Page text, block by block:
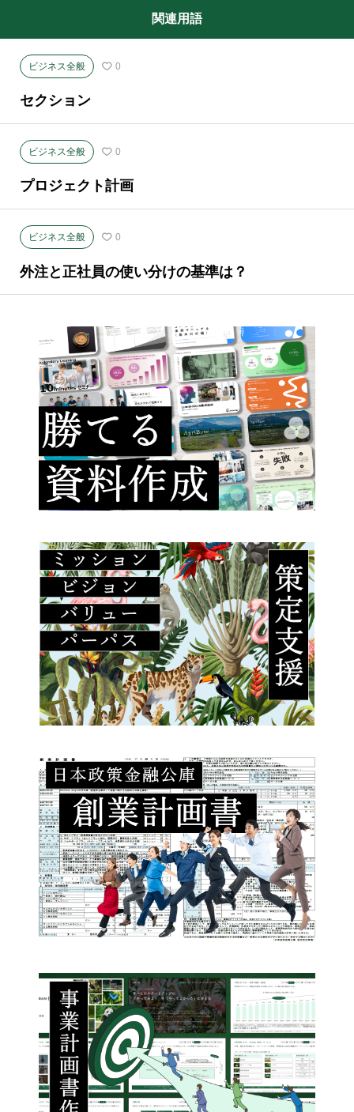
関連用語
ビジネス全般 0
セクション
ビジネス全般 0
プロジェクト計画
ビジネス全般 0
外注と正社員の使い分けの基準は？